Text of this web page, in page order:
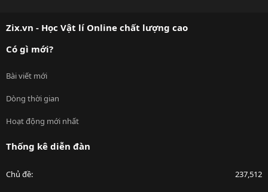
Zix.vn - Học Vật lí Online chất lượng cao
Có gì mới?
Bài viết mới
Dòng thời gian
Hoạt động mới nhất
Thống kê diễn đàn
Chủ đề 237,512